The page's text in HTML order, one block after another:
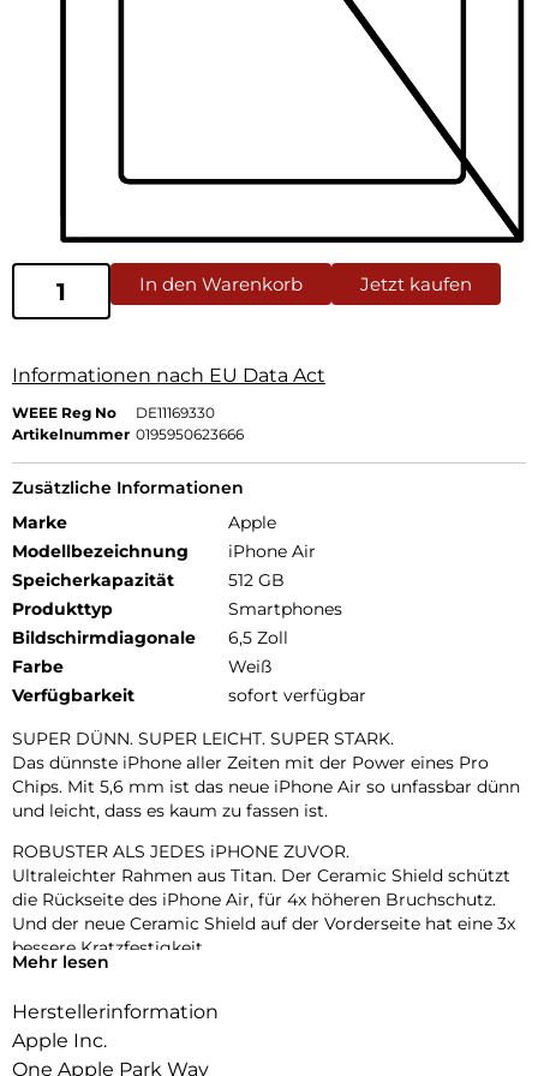
In den Warenkorb Jetzt kaufen
Informationen nach EU Data Act
WEEE Reg No
DE11169330
Artikelnummer 0195950623666
Zusätzliche Informationen
Marke
Apple
Modellbezeichnung
iPhone Air
Speicherkapazität
512 GB
Produkttyp
Smartphones
Bildschirmdiagonale
6,5 Zoll
Farbe
Weiß
Verfügbarkeit
sofort verfügbar
SUPER DÜNN. SUPER LEICHT. SUPER STARK.
Das dünnste iPhone aller Zeiten mit der Power eines Pro
Chips. Mit 5,6 mm ist das neue iPhone Air so unfassbar dünn
und leicht, dass es kaum zu fassen ist.
ROBUSTER ALS JEDES iPHONE ZUVOR.
Ultraleichter Rahmen aus Titan. Der Ceramic Shield schützt
die Rückseite des iPhone Air, für 4x höheren Bruchschutz.
Und der neue Ceramic Shield auf der Vorderseite hat eine 3x
bessere Kratzfestigkeit.
48 MP Fusion Kamera-System mit 2x Zoom in optischer
Qualität. Mach einfach perfekte Aufnahmen – direkt von dort,
wo du stehst.
Mehr lesen
Herstellerinformation
Apple Inc.
One Apple Park Way